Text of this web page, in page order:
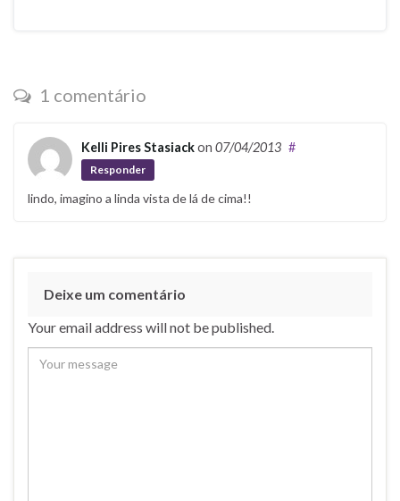
1 comentário
Kelli Pires Stasiackon 07/04/2013 #
Responder
lindo, imagino a linda vista de lá de cima!!
Deixe um comentário
Your email address will not be published.